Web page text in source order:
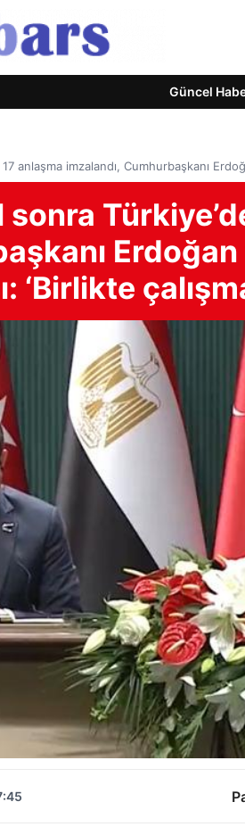
Güncel
anlaşma imzalandı, Cumhurbaşkanı
sonra
‘Birlikte